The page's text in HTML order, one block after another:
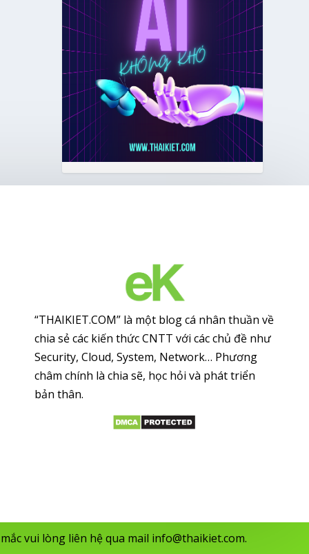
“THAIKIET.COM” là một blog cá nhân thuần về
chia sẻ các kiến thức CNTT với các chủ đề như
Security, Cloud, System, Network… Phương
châm chính là chia sẽ, học hỏi và phát triển
bản thân.
vui lòng liên hệ qua mail info@thaikiet.com.